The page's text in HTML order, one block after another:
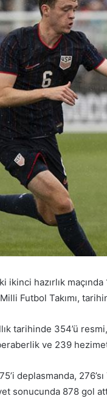
ikinci hazırlık
Futbol Takımı,
tarihinde 354’ü
ve 239
deplasmanda,
sonucunda 878 gol